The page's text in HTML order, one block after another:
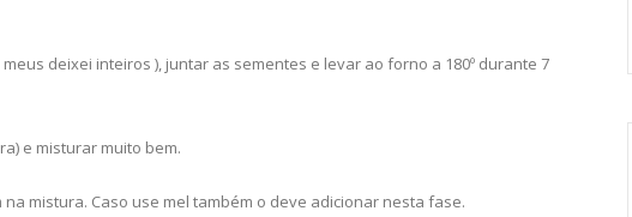
deixei inteiros ), juntar as sementes e levar ao forno a 180º durante 7
e misturar muito bem.
mistura. Caso use mel também o deve adicionar nesta fase.